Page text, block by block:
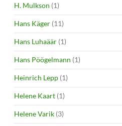
H. Mulkson (1)
Hans Käger (11)
Hans Luhaäär (1)
Hans Pöögelmann (1)
Heinrich Lepp (1)
Helene Kaart (1)
Helene Varik (3)